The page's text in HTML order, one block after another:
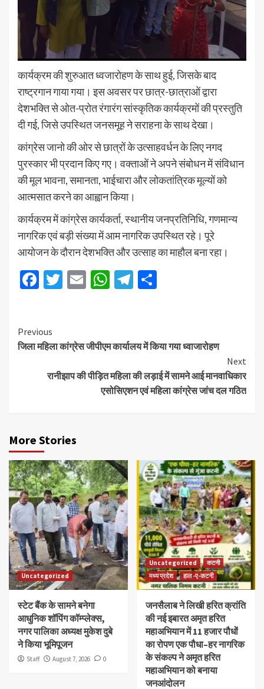
कार्यक्रम की शुरुआत ध्वजारोहण के साथ हुई, जिसके बाद
राष्ट्रगान गाया गया। इस अवसर पर छात्र-छात्राओं द्वारा
देशभक्ति से ओत-प्रोत रंगारंग सांस्कृतिक कार्यक्रमों की प्रस्तुति
दी गई, जिसे उपस्थित जनसमूह ने सराहना के साथ देखा।
कांग्रेस जानो की ओर से छात्रों के उत्साहवर्धन के लिए नगद
पुरस्कार भी प्रदान किए गए। वक्ताओं ने अपने संबोधन में संविधान
की मूल भावना, समानता, भाईचारा और लोकतांत्रिक मूल्यों को
आत्मसात करने का आह्वान किया।
कार्यक्रम में कांग्रेस कार्यकर्ता, स्थानीय जनप्रतिनिधि, गणमान्य
नागरिक एवं बड़ी संख्या में आम नागरिक उपस्थित रहे। पूरे
आयोजन के दौरान देशभक्ति और उत्साह का माहौल बना रहा।
Facebook
Twitter
EmailWhatsApp
Telegram
Previous
जिला महिला कांग्रेस जीपीएम कार्यालय में किया गया ध्वाजारोहण
Next
रानीझाप की पीड़ित महिला की लड़ाई में सामने आई मानवाधिकार
एसोसिएशन एवं महिला कांग्रेस जांच दल गठित
More Stories
Uncategorized
स्टेट बैंक के सामने बनेगा
आधुनिक शॉपिंग कॉम्प्लेक्स,
नगर पालिका अध्यक्ष मुकेश दुबे
ने किया भूमिपूजन
Staff August 7, 2026 0
Uncategorized
कटनी
मध्य प्रदेश
हाल -ए-कटनी
जनसैलाब ने लिखी हरित क्रांति
की नई इबारत अमृत हरित
महाअभियान में 11 हजार पौधों
का रोपण एक पौधा–हर नागरिक
के संकल्प ने अमृत हरित
महाअभियान को बनाया
जनआंदोलन